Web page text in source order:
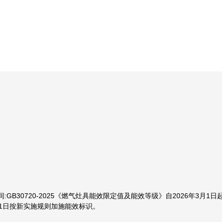
2025《燃气灶具能效限定值及能效等级》自2026年3月1
按新实施规则加施能效标识。